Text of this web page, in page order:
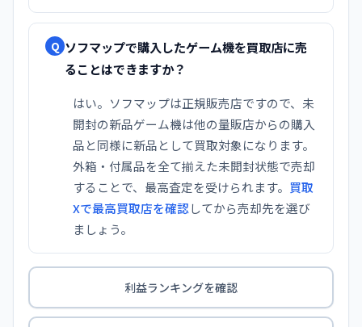
Q ソフマップで購入したゲーム機を買取店に売
ることはできますか？
はい。ソフマップは正規販売店ですので、未
開封の新品ゲーム機は他の量販店からの購入
品と同様に新品として買取対象になります。
外箱・付属品を全て揃えた未開封状態で売却
することで、最高査定を受けられます。 買取
Xで最高買取店を確認してから売却先を選び
ましょう。
利益ランキングを確認